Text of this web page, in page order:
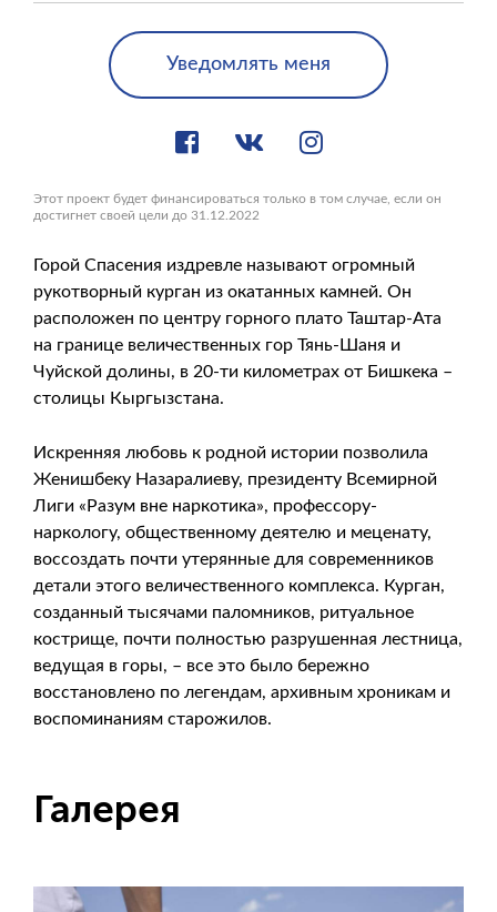
Уведомлять меня
Этот проект будет финансироваться только в том случае, если он
достигнет своей цели до 31.12.2022
Горой Спасения издревле называют огромный
рукотворный курган из окатанных камней. Он
расположен по центру горного плато Таштар-Ата
на границе величественных гор Тянь-Шаня и
Чуйской долины, в 20-ти километрах от Бишкека –
столицы Кыргызстана.
Искренняя любовь к родной истории позволила
Женишбеку Назаралиеву, президенту Всемирной
Лиги «Разум вне наркотика», профессору-
наркологу, общественному деятелю и меценату,
воссоздать почти утерянные для современников
детали этого величественного комплекса. Курган,
созданный тысячами паломников, ритуальное
кострище, почти полностью разрушенная лестница,
ведущая в горы, – все это было бережно
восстановлено по легендам, архивным хроникам и
воспоминаниям старожилов.
Галерея